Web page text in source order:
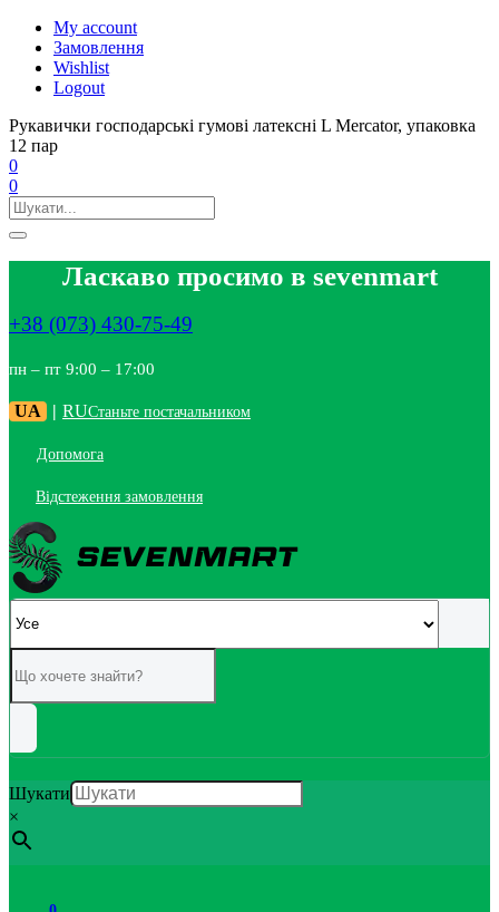
My account
Замовлення
Wishlist
Logout
Рукавички господарські гумові латексні L Mercator, упаковка
12 пар
0
0
Ласкаво просимо в sevenmart
+38 (073) 430-75-49
пн – пт 9:00 – 17:00
UA | RUСтаньте постачальником
Допомога
Відстеження замовлення
Шукати
×